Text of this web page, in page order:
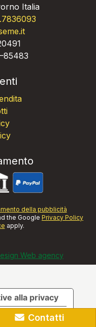
Italia
della pubblicità
the Google Privacy Policy
apply.
Web agency
Contatti
alla privacy